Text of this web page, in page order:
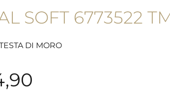
SOFT 6773522
DI MORO